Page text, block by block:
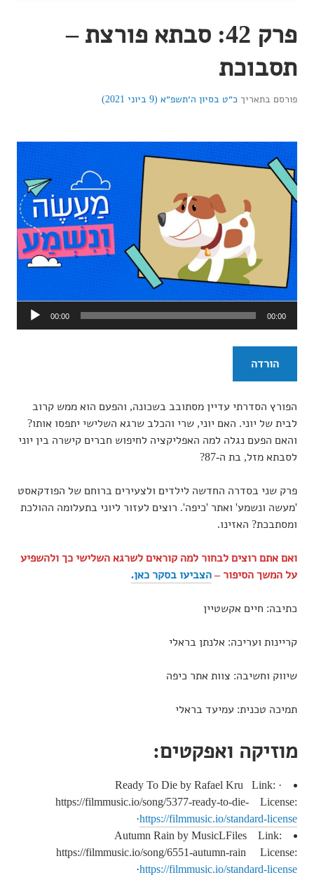
פרק 42: סבתא פורצת –
תסבוכת
פורסם בתאריך כ״ט בסיון ה׳תשפ״א (9 ביוני 2021)
אודיו
00:00 00:00
הורדה
הפורץ הסדרתי עדיין מסתובב בשכונה, והפעם הוא ממש קרוב
לבית של יוני. האם יוני, שרי והכלב שרגא השלישי יתפסו אותו?
והאם הפעם נגלה למה האפליקציה לחיפוש חברים קישרה בין יוני
לסבתא מזל, בת ה-87?
פרק שני בסדרה החדשה לילדים ולצעירים ברוחם של הפודקאסט
'מעשה ונשמע' ואתר 'כיפה'. רוצים לעזור ליוני בתעלומה ההולכת
ומסתבכת? האזינו.
ואם אתם רוצים לבחור למה קוראים לשרגא השלישי כך ולהשפיע
על המשך הסיפור –הצביעו בסקר כאן.
כתיבה: חיים אקשטיין
קריינות ועריכה: אלנתן בראלי
שיווק וחשיבה: צוות אתר כיפה
תמיכה טכנית: עמיעד בראלי
מוזיקה ואפקטים:
· Ready To Die by Rafael Kru Link:
https://filmmusic.io/song/5377-ready-to-die- License:
https://filmmusic.io/standard-license
·
Autumn Rain by MusicLFiles Link:
https://filmmusic.io/song/6551-autumn-rain License:
https://filmmusic.io/standard-license
·